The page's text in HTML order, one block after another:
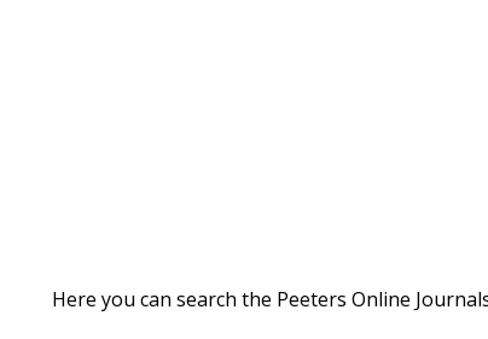
Here you can search the Peeters Online